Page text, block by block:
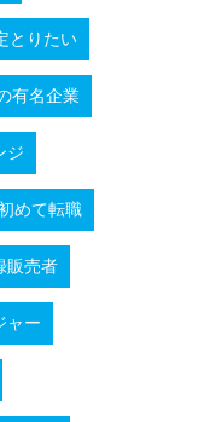
とりたい
有名企業
ジ
めて転職
販売者
ャー